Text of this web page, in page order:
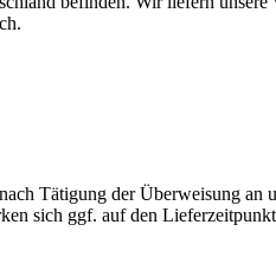
Tätigung der Überweisung an
sich ggf. auf den